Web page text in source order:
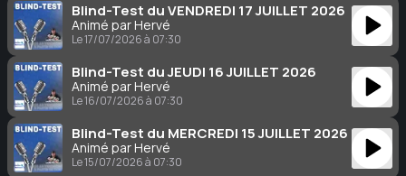
Blind-Test du VENDREDI 17 JUILLET 2026
Animé par Hervé
Le 17/07/2026 à 07:30
Blind-Test du JEUDI 16 JUILLET 2026
Animé par Hervé
Le 16/07/2026 à 07:30
Blind-Test du MERCREDI 15 JUILLET 2026
Animé par Hervé
Le 15/07/2026 à 07:30